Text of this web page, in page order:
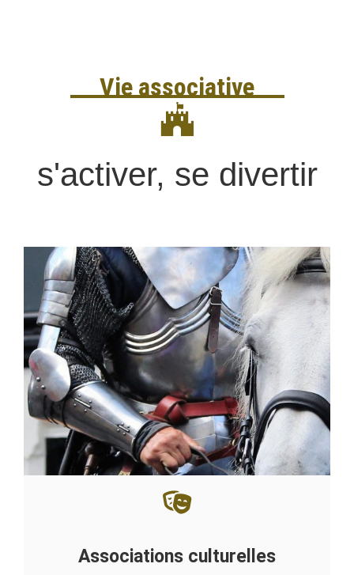
Vie associative
s'activer, se divertir
Associations culturelles